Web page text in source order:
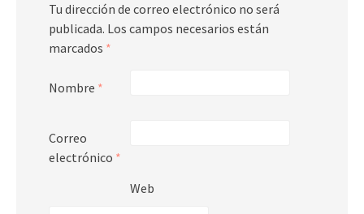
Tu dirección de correo electrónico no será
publicada. Los campos necesarios están
marcados *
Nombre *
Correo
electrónico *
Web